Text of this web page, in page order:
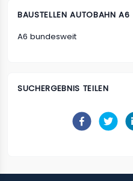
BAUSTELLENAUTOBAHN A6
A6 bundesweit
SUCHERGEBNIS TEILEN